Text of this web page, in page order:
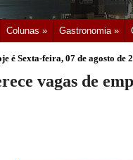
Colunas » Gastronomia »
é Sexta-feira, 07 de agosto de
vagas de